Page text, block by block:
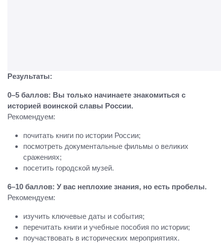
Результаты:
0–5 баллов: Вы только начинаете знакомиться с
историей воинской славы России.
Рекомендуем:
почитать книги по истории России;
посмотреть документальные фильмы о великих
сражениях;
посетить городской музей.
6–10 баллов: У вас неплохие знания, но есть пробелы.
Рекомендуем:
изучить ключевые даты и события;
перечитать книги и учебные пособия по истории;
поучаствовать в исторических мероприятиях.